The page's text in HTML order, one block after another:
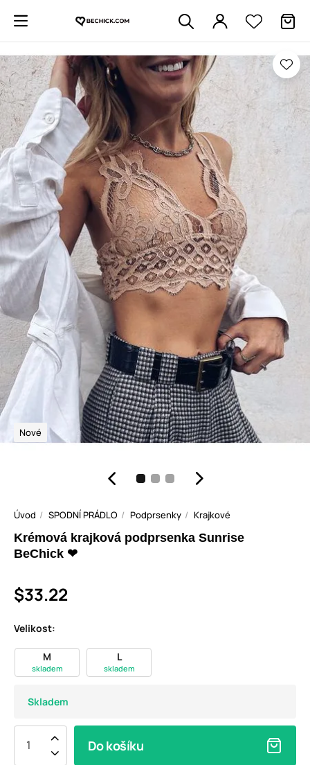
Nové
Úvod SPODNÍ PRÁDLO Podprsenky Krajkové
Krémová krajková podprsenka Sunrise
BeChick ❤
$33.22
Velikost:
M
skladem
L
skladem
Skladem
Do košíku